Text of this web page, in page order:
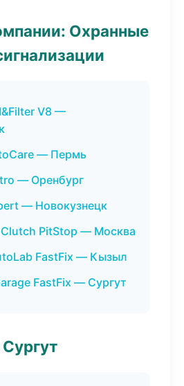
Охранные
V8 —
— Пермь
— Оренбург
— Новокузнецк
PitStop — Москва
FastFix — Кызыл
FastFix — Сургут